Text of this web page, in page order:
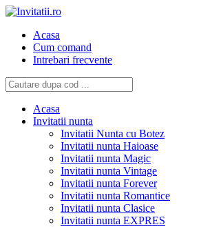
Acasa
Cum comand
Intrebari frecvente
Acasa
Invitatii nunta
Invitatii Nunta cu Botez
Invitatii nunta Haioase
Invitatii nunta Magic
Invitatii nunta Vintage
Invitatii nunta Forever
Invitatii nunta Romantice
Invitatii nunta Clasice
Invitatii nunta EXPRES